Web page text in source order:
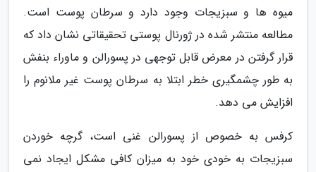
میوه ها و سبزیجات وجود دارد و سرطان پوست است.
مطالعه منتشر شده در ژورنال پوستی تحقیقاتی نشان داد که
قرار گرفتن در معرض قابل توجهی در پسورالن و ماوراء بنفش
به طور چشمگیری خطر ابتلا به سرطان پوست غیر ملانوم را
افزایش می دهد.
کرفس به خصوص از پسورالن غنی است، گرچه خوردن
سبزیجات به خودی خود به میزان کافی مشکل ایجاد نمی